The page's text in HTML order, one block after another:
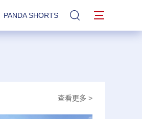
PANDA SHORTS 站內搜索
查看更多 >